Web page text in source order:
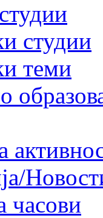
студии
теми
часови